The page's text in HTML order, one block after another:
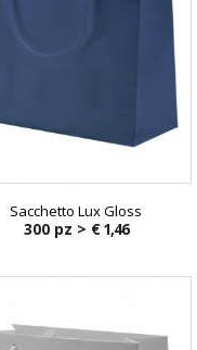
Sacchetto Lux Gloss
300 pz > € 1,46